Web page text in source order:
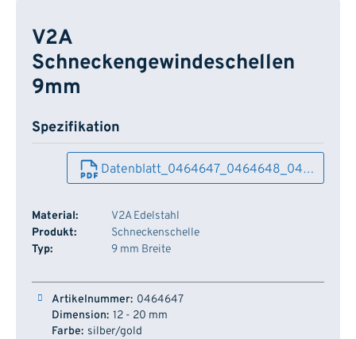
V2A
Schneckengewindeschellen
9mm
Spezifikation
Datenblatt_0464647_0464648_04…
Material:
V2A Edelstahl
Produkt:
Schneckenschelle
Typ:
9 mm Breite
Artikelnummer Dimension
0464647
12 - 20 mm
silber/gold